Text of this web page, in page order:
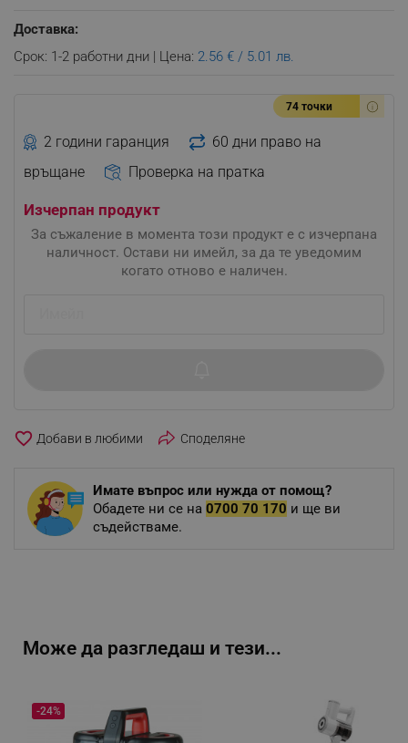
Доставка:
Срок: 1-2 работни дни | Цена: 2.56 € / 5.01 лв.
74 точки
2 години гаранция
60 дни право на
връщане
Проверка на пратка
Изчерпан продукт
За съжаление в момента този продукт е с изчерпана
наличност. Остави ни имейл, за да те уведомим
когато отново е наличен.
favorite_border Споделяне
Имате въпрос или нужда от помощ?
Обадете ни се на 0700 70 170 и ще ви
съдействаме.
Може да разгледаш и тези...
-24%